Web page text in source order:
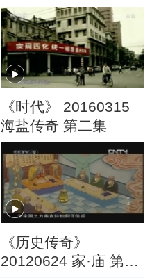
学·西南交通大学
《时代》 20160315
海盐传奇 第二集
《历史传奇》
20120624 家·庙 第二